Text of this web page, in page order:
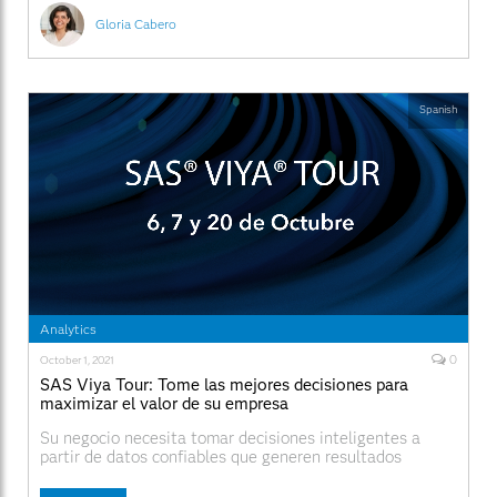
Gloria Cabero
Analytics
October 1, 2021 0
SAS Viya Tour: Tome las mejores decisiones para
maximizar el valor de su empresa
Su negocio necesita tomar decisiones inteligentes a
partir de datos confiables que generen resultados
Spanish